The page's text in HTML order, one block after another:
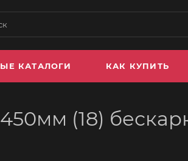
КАТАЛОГИ КАК КУПИТЬ
(18)